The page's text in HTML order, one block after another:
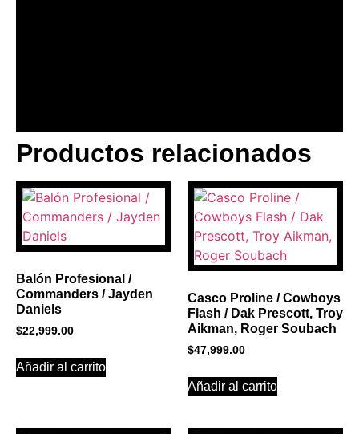
BANNER CON
PROMOCIONES 1
Click Here
Productos relacionados
Balón Profesional /
Commanders / Jayden
Daniels
$22,999.00
Añadir al carrito
Casco Proline / Cowboys
Flash / Dak Prescott, Troy
Aikman, Roger Soubach
$47,999.00
Añadir al carrito